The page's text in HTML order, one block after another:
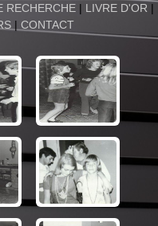
RECHERCHE| LIVRE D'OR |
| CONTACT